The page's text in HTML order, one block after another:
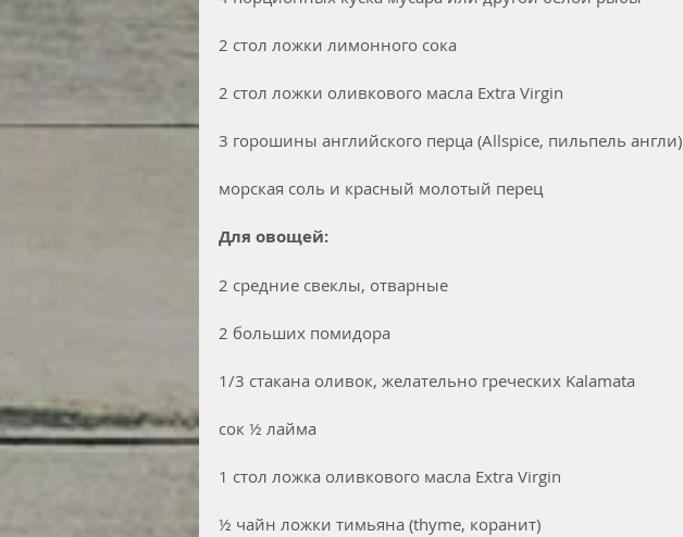
2 стол ложки лимонного сока
2 стол ложки оливкового масла Extra Virgin
3 горошины английского перца (Allspice, пильпель англи)
морская соль и красный молотый перец
Для овощей:
2 средние свеклы, отварные
2 больших помидора
1/3 стакана оливок, желательно греческих Kalamata
cок ½ лайма
1 стол ложка оливкового масла Extra Virgin
½ чайн ложки тимьяна (thyme, коранит)